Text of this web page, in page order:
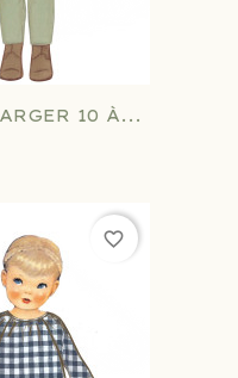
10 À...
favorite_border